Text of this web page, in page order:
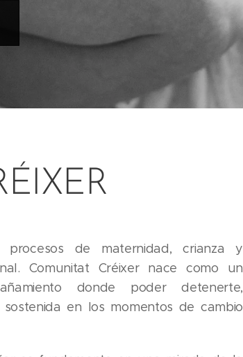
procesos de maternidad, crianza y
Comunitat Créixer nace como un
donde poder detenerte,
en los momentos de cambio